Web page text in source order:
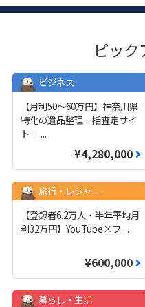
ピッ
ビジネス
【月利50〜60万円】神奈川県
特化の遺品整理一括査定サイ
ト｜ ...
¥4,280,000
旅行・レジャー
【登録者6.2万人・半年平均月
利32万円】YouTube×フ ...
¥600,000
暮らし・生活